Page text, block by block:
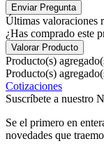
Enviar Pregunta
Últimas valoraciones
¿Has comprado este
Valorar Producto
Producto(s)
Producto(s)
Cotizaciones
Suscríbete a nuestro
Se el primero en
novedades que